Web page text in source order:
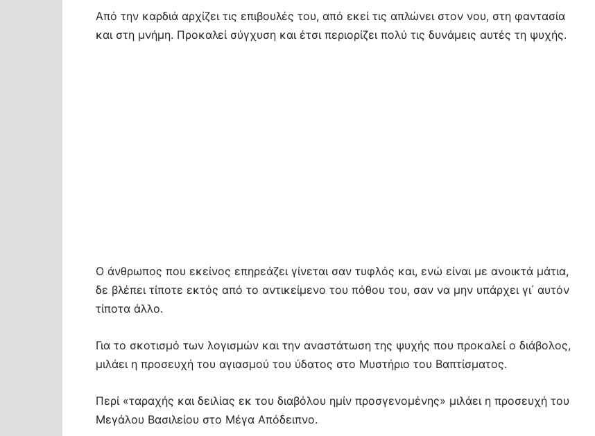
Από την καρδιά αρχίζει τις επιβουλές του, από εκεί τις απλώνει στον νου, στη φαντασία
και στη μνήμη. Προκαλεί σύγχυση και έτσι περιορίζει πολύ τις δυνάμεις αυτές τη ψυχής.
Ο άνθρωπος που εκείνος επηρεάζει γίνεται σαν τυφλός και, ενώ είναι με ανοικτά μάτια,
δε βλέπει τίποτε εκτός από το αντικείμενο του πόθου του, σαν να μην υπάρχει γι΄ αυτόν
τίποτα άλλο.
Για το σκοτισμό των λογισμών και την αναστάτωση της ψυχής που προκαλεί ο διάβολος,
μιλάει η προσευχή του αγιασμού του ύδατος στο Μυστήριο του Βαπτίσματος.
Περί «ταραχής και δειλίας εκ του διαβόλου ημίν προσγενομένης» μιλάει η προσευχή του
Μεγάλου Βασιλείου στο Μέγα Απόδειπνο.